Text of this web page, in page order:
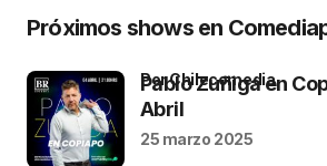
Próximos shows en
Pablo Zuñiga en
Abril
por Chilecomedia
25 marzo 2025